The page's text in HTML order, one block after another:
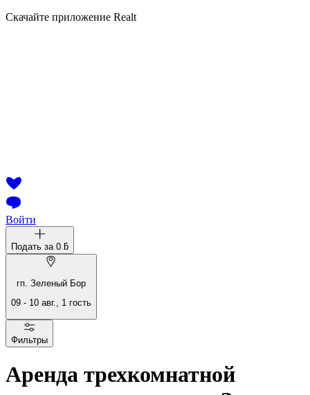
Скачайте приложение Realt
Войти
Подать за 0 ƃ
гп. Зеленый Бор
09 - 10 авг., 1 гость
Фильтры
Аренда трехкомнатной